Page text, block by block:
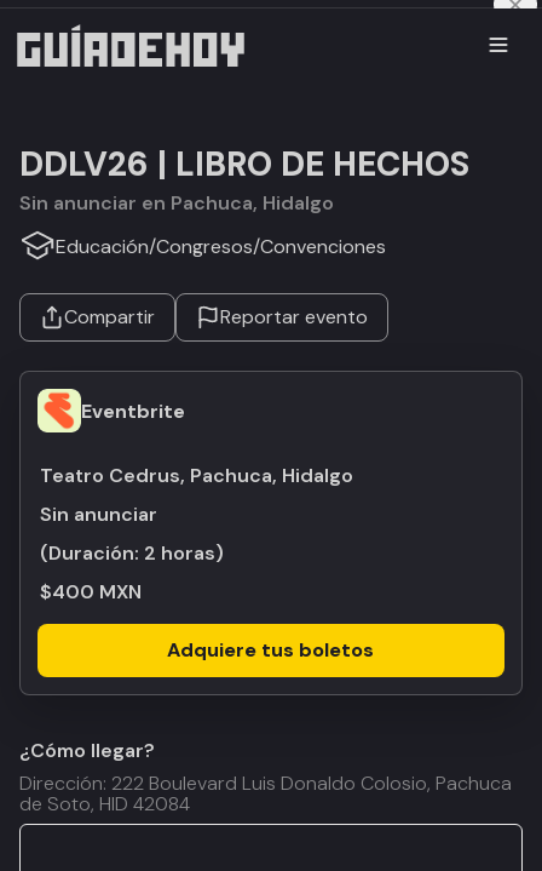
DDLV26 | LIBRO DE HECHOS
Sin anunciar en Pachuca, Hidalgo
Educación/Congresos/Convenciones
Compartir Reportar evento
Eventbrite
Teatro Cedrus, Pachuca, Hidalgo
Sin anunciar
(Duración: 2 horas)
$400 MXN
Adquiere tus boletos
¿Cómo llegar?
Dirección: 222 Boulevard Luis Donaldo Colosio, Pachuca
de Soto, HID 42084